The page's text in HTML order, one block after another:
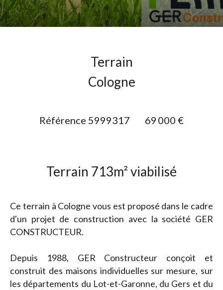
Terrain
Cologne
Référence 5999317 69 000 €
Terrain 713m² viabilisé
Ce terrain à Cologne vous est proposé dans le cadre
d'un projet de construction avec la société GER
CONSTRUCTEUR.
Depuis 1988, GER Constructeur conçoit et
construit des maisons individuelles sur mesure, sur
les départements du Lot-et-Garonne, du Gers et du